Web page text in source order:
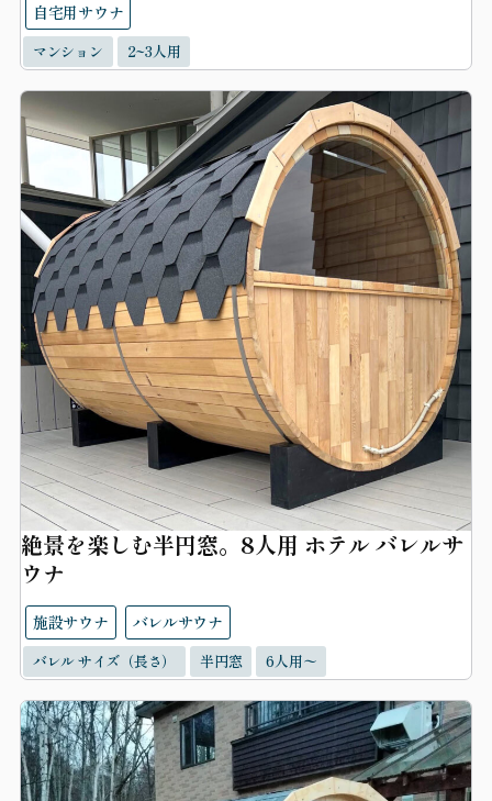
自宅用サウナ
マンション 2~3人用
絶景を楽しむ半円窓。8人用 ホテル バレルサ
ウナ
施設サウナ バレルサウナ
バレル サイズ（長さ） 半円窓 6人用〜